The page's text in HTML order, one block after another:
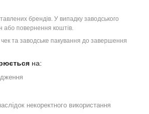
брендів. У випадку заводського
повернення коштів.
та заводське пакування до завершення
на:
некоректного використання